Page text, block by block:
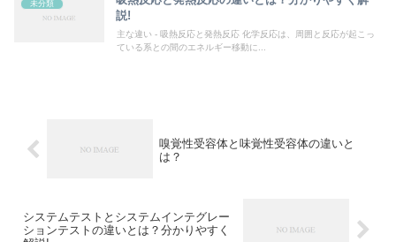
未分類
説!
主な違い - 吸熱反応と発熱反応 化学反応は、周囲と反応が起こっ
ている系との間のエネルギー移動に...
嗅覚性受容体と味覚性受容体の違いと
は？
システムテストとシステムインテグレー
ションテストの違いとは？分かりやすく